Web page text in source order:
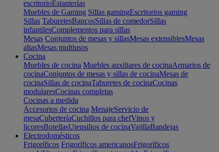
escritorioEstanterías
Muebles de Gaming Sillas gamingEscritorios gaming
Sillas TaburetesBancosSillas de comedorSillas
infantilesComplementos para sillas
Mesas Conjuntos de mesas y sillasMesas extensiblesMesas
altasMesas multiusos
Cocina
Muebles de cocina Muebles auxiliares de cocinaArmarios de
cocinaConjuntos de mesas y sillas de cocinaMesas de
cocinaSillas de cocinaTaburetes de cocinaCocinas
modularesCocinas completas
Cocinas a medida
Accesorios de cocina MenajeServicio de
mesaCuberteríaCuchillos para chefVinos y
licoresBotellasUtensilios de cocinaVajillaBandejas
Electrodomésticos
Frigoríficos Frigoríficos americanosFrigoríficos